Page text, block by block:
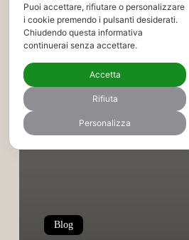
Blog
Puoi accettare, rifiutare o personalizzare
i cookie premendo i pulsanti desiderati.
Chiudendo questa informativa
continuerai senza accettare.
Accetta
Rifiuta
Personalizza